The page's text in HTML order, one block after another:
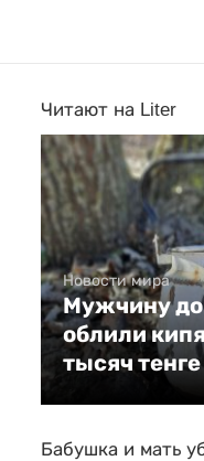
Читают на Liter
Новости мира
Мужчину до
облили
тысяч тенге
Бабушка и мать